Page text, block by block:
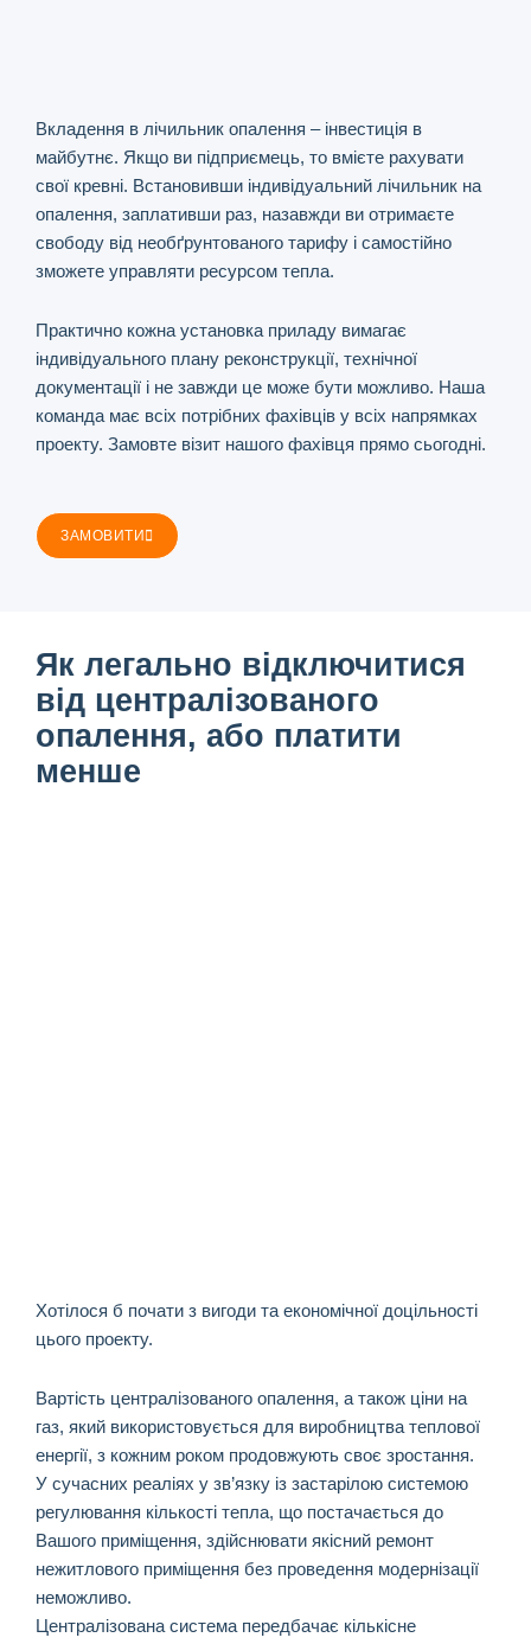
Вкладення в лічильник опалення – інвестиція в
майбутнє. Якщо ви підприємець, то вмієте рахувати
свої кревні. Встановивши індивідуальний лічильник на
опалення, заплативши раз, назавжди ви отримаєте
свободу від необґрунтованого тарифу і самостійно
зможете управляти ресурсом тепла.
Практично кожна установка приладу вимагає
індивідуального плану реконструкції, технічної
документації і не завжди це може бути можливо. Наша
команда має всіх потрібних фахівців у всіх напрямках
проекту. Замовте візит нашого фахівця прямо сьогодні.
ЗАМОВИТИ
Як легально відключитися
від централізованого
опалення, або платити
менше
Хотілося б почати з вигоди та економічної доцільності
цього проекту.
Вартість централізованого опалення, а також ціни на
газ, який використовується для виробництва теплової
енергії, з кожним роком продовжують своє зростання.
У сучасних реаліях у зв’язку із застарілою системою
регулювання кількості тепла, що постачається до
Вашого приміщення, здійснювати якісний ремонт
нежитлового приміщення без проведення модернізації
неможливо.
Централізована система передбачає кількісне